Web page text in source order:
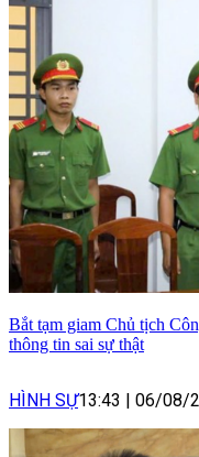
Bắt tạm giam Chủ tịch
thông tin sai sự thật
HÌNH SỰ13:43 06/08/